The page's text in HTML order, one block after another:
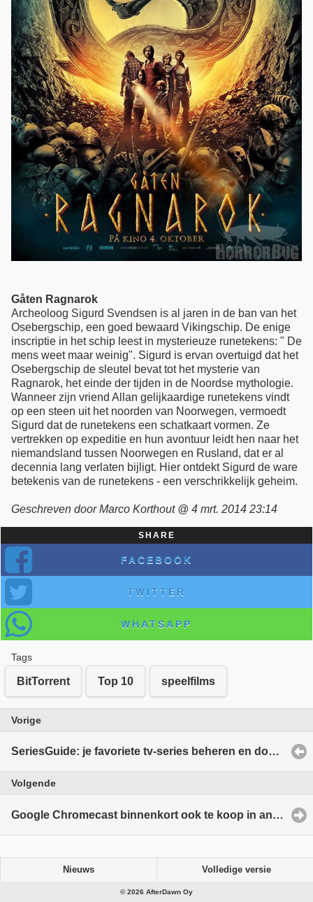
Gåten Ragnarok
Archeoloog Sigurd Svendsen is al jaren in de ban van het
Osebergschip, een goed bewaard Vikingschip. De enige
inscriptie in het schip leest in mysterieuze runetekens: " De
mens weet maar weinig". Sigurd is ervan overtuigd dat het
Osebergschip de sleutel bevat tot het mysterie van
Ragnarok, het einde der tijden in de Noordse mythologie.
Wanneer zijn vriend Allan gelijkaardige runetekens vindt
op een steen uit het noorden van Noorwegen, vermoedt
Sigurd dat de runetekens een schatkaart vormen. Ze
vertrekken op expeditie en hun avontuur leidt hen naar het
niemandsland tussen Noorwegen en Rusland, dat er al
decennia lang verlaten bijligt. Hier ontdekt Sigurd de ware
betekenis van de runetekens - een verschrikkelijk geheim.
Geschreven door Marco Korthout @ 4 mrt. 2014 23:14
SHARE
FACEBOOK
TWITTER
WHATSAPP
Tags
BitTorrent Top 10 speelfilms
Vorige
SeriesGuide: je favoriete tv-series beheren en downloaden vanuit Chrome
Volgende
Google Chromecast binnenkort ook te koop in andere landen
Nieuws Volledige versie
© 2026 AfterDawn Oy